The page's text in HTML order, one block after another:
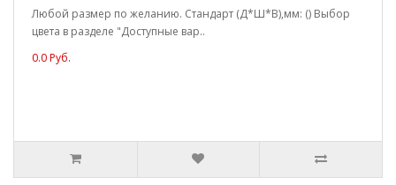
Любой размер по желанию. Стандарт (Д*Ш*В),мм: () Выбор
цвета в разделе "Доступные вар..
0.0 Руб.